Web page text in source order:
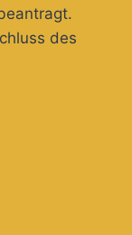
des